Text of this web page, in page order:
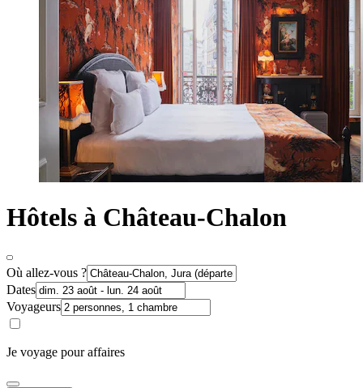
Hôtels à Château-Chalon
Où allez-vous ?
Dates
Voyageurs
Je voyage pour affaires